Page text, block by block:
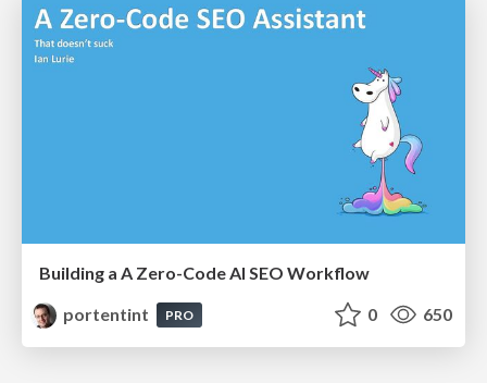
Building a A Zero-Code AI SEO Workflow
portentint
PRO 0 650